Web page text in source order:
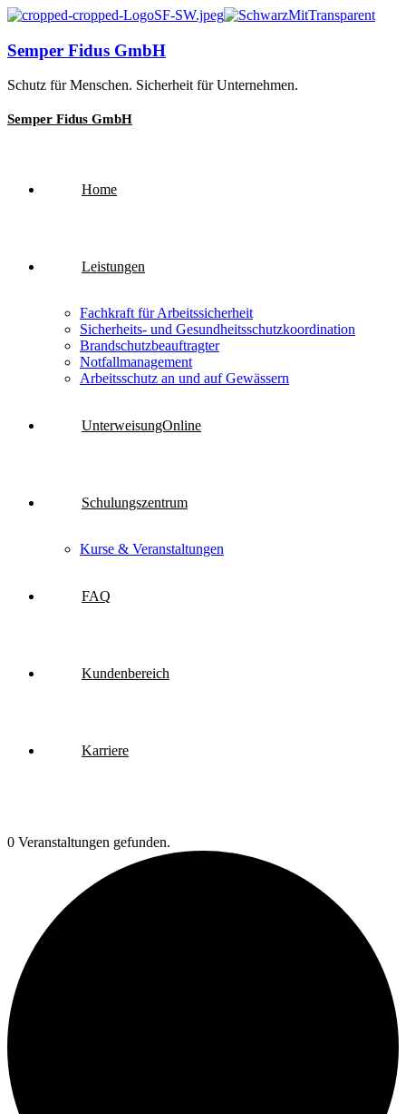
Semper Fidus GmbH
Schutz für Menschen. Sicherheit für Unternehmen.
Semper Fidus GmbH
Home
Leistungen
Fachkraft für Arbeitssicherheit
Sicherheits- und Gesundheitsschutzkoordination
Brandschutzbeauftragter
Notfallmanagement
Arbeitsschutz an und auf Gewässern
UnterweisungOnline
Schulungszentrum
Kurse & Veranstaltungen
FAQ
Kundenbereich
Karriere
0 Veranstaltungen gefunden.